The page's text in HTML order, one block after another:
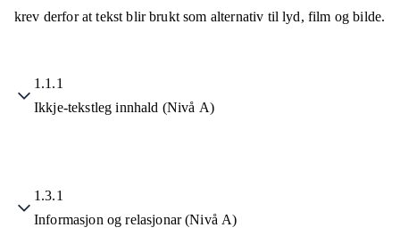
krev derfor at tekst blir brukt som alternativ til lyd, film og bilde.
1.1.1
Ikkje-tekstleg innhald (Nivå A)
1.3.1
Informasjon og relasjonar (Nivå A)